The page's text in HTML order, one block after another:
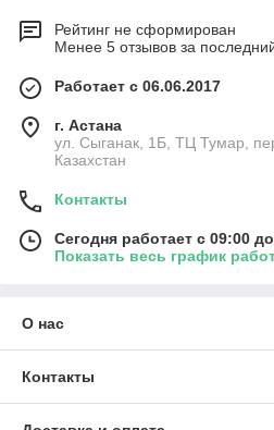
Рейтинг не сформирован
Менее 5 отзывов за
Работает с 06.06.2017
г. Астана
ул. Сыганак, 1Б, ТЦ Тумар,
Казахстан
Контакты
Сегодня работает с 09:00
Показать весь график
О нас
Контакты